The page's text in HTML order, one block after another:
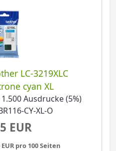
LC-3219XLC
cyan XL
Ausdrucke (5%)
CY-XL-O
EUR
pro 100 Seiten